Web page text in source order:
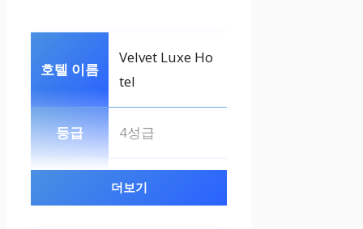
Velvet Luxe Ho
tel
4성급
피트니스 센터,
레스토랑, 바
더보기